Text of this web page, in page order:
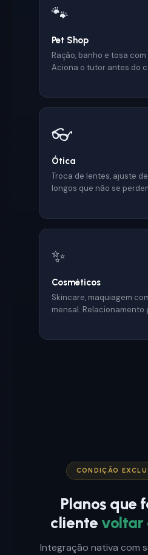
🐾
Pet Shop
Ração, banho e tosa
Aciona o tutor antes do
👓
Ótica
Troca de lentes, ajuste
longos que não se
✨
Cosméticos
Skincare, maquiagem
mensal. Relacionamento
CONDIÇÃO
Planos que
cliente voltar
Integração nativa com